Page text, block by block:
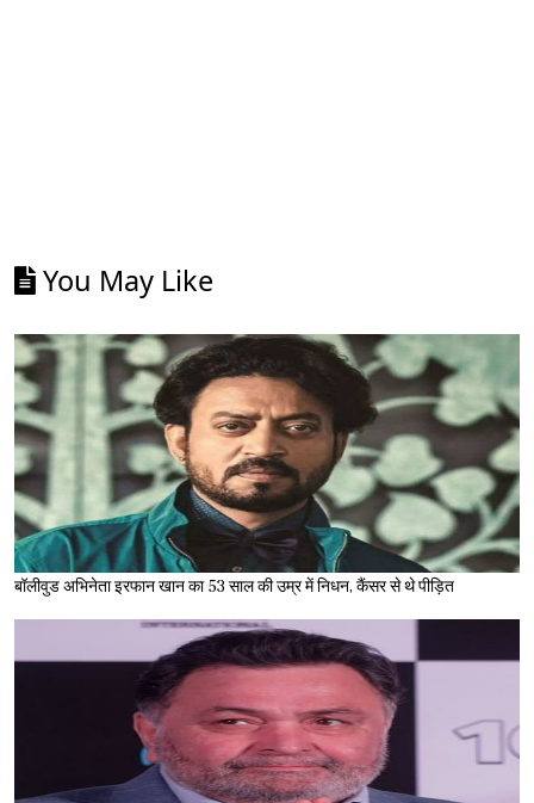
You May Like
बॉलीवुड अभिनेता इरफान खान का 53 साल की उम्र में निधन, कैंसर से थे पीड़ित